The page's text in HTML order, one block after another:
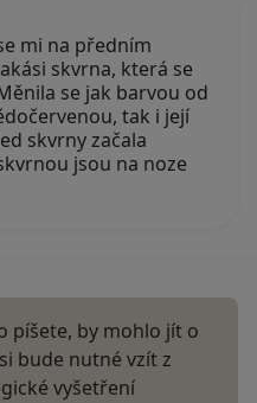
mi na předním
skvrna, která se
se jak barvou od
tak i její
skvrny začala
jsou na noze
píšete, by mohlo jít o
bude nutné vzít z
vyšetření